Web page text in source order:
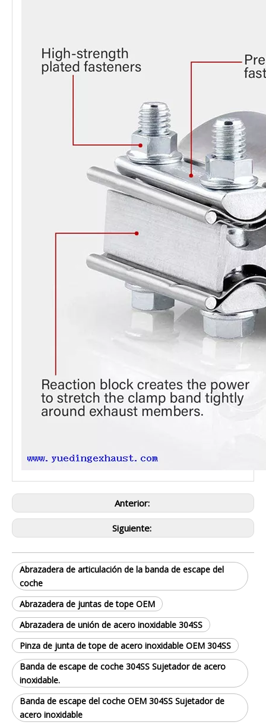
Anterior:
Siguiente:
Abrazadera de articulación de la banda de escape del
coche
Abrazadera de juntas de tope OEM
Abrazadera de unión de acero inoxidable 304SS
Pinza de junta de tope de acero inoxidable OEM 304SS
Banda de escape de coche 304SS Sujetador de acero
inoxidable.
Banda de escape del coche OEM 304SS Sujetador de
acero inoxidable